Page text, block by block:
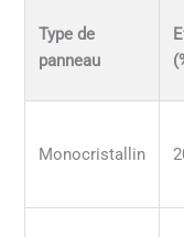
Type de
panneau
Monocristallin